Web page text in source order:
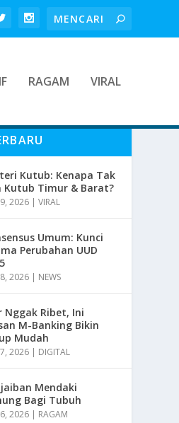
RAGAM VIRAL
Kutub: Kenapa Tak
Kutub Timur & Barat?
2026 |VIRAL
Umum: Kunci
Perubahan UUD
2026 | NEWS
Nggak Ribet, Ini
M-Banking Bikin
Mudah
2026 | DIGITAL
Mendaki
Bagi Tubuh
2026 | RAGAM